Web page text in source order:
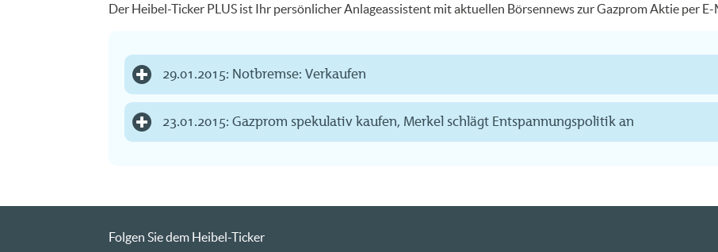
Der Heibel-Ticker PLUS ist Ihr persönlicher Anlageassistent mit aktuellen Börsennews zur Gazprom Aktie per E-
29.01.2015: Notbremse: Verkaufen
23.01.2015: Gazprom spekulativ kaufen, Merkel schlägt Entspannungspolitik an
Folgen Sie dem Heibel-Ticker